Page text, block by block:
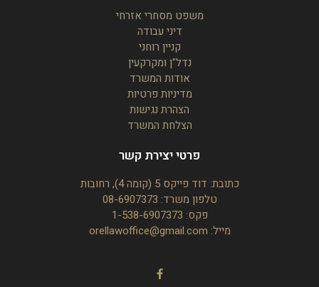
משפט מסחרי אזרחי
דיני עבודה
קניין רוחני
נדל"ן ומקרקעין
אודות המשרד
מדיניות פרטיות
הצהרת נגישות
הצלחת המשרד
פרטי יצירת קשר
כתובת: דוד פייקס 5 (קומה 4), רחובות
טלפון משרד: 08-6907373
פקס: 1-538-6907373
מייל: orellawoffice@gmail.com